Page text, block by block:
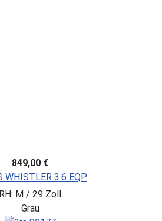
849,00 €
WHISTLER 3.6 EQP
RH: M / 29 Zoll
Grau